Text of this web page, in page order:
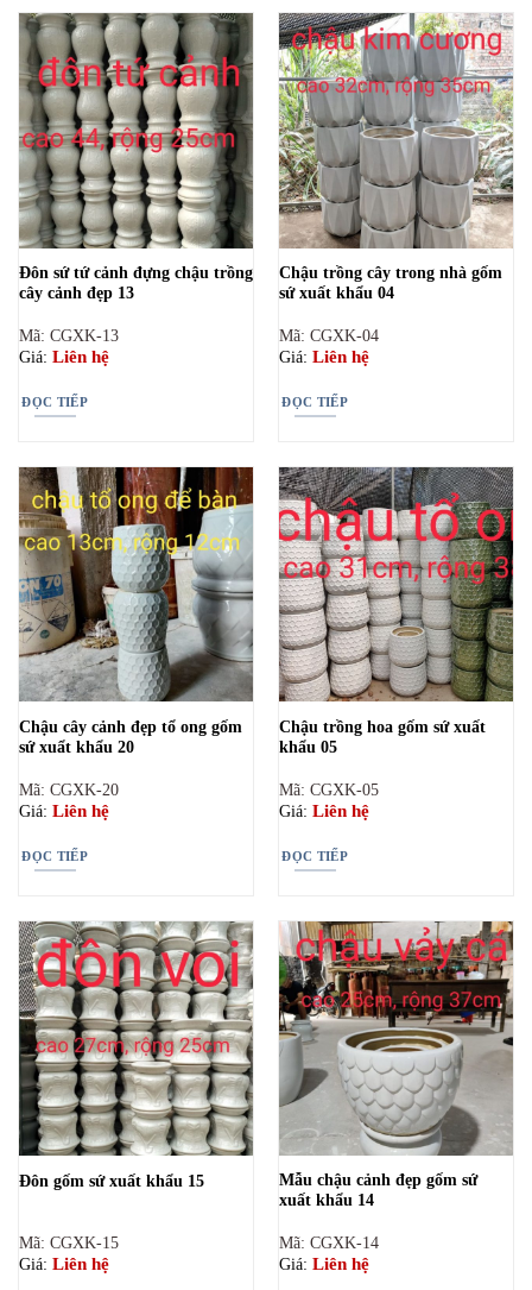
Đôn sứ tứ cảnh đựng chậu trồng
cây cảnh đẹp 13
Mã: CGXK-13
Giá: Liên hệ
ĐỌC TIẾP
Chậu trồng cây trong nhà gốm
sứ xuất khẩu 04
Mã: CGXK-04
Giá: Liên hệ
ĐỌC TIẾP
Chậu cây cảnh đẹp tổ ong gốm
sứ xuẩt khẩu 20
Mã: CGXK-20
Giá: Liên hệ
ĐỌC TIẾP
Chậu trồng hoa gốm sứ xuất
khẩu 05
Mã: CGXK-05
Giá: Liên hệ
ĐỌC TIẾP
Đôn gốm sứ xuất khẩu 15
Mã: CGXK-15
Giá: Liên hệ
Mẫu chậu cảnh đẹp gốm sứ
xuất khẩu 14
Mã: CGXK-14
Giá: Liên hệ